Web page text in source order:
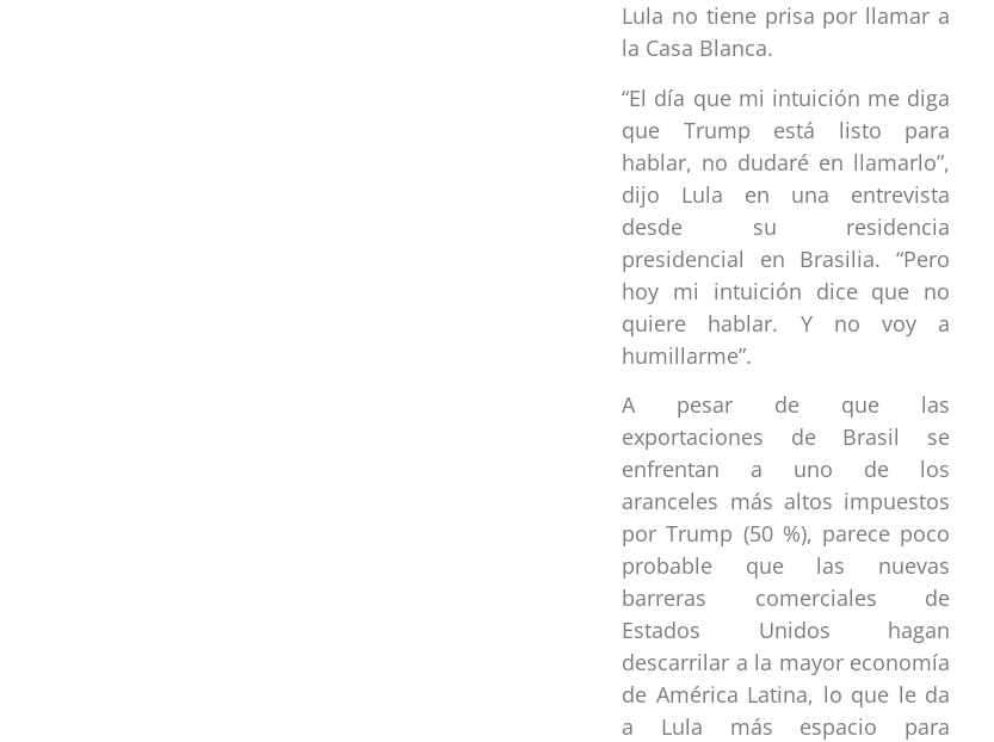
Lula no tiene prisa por llamar a
la Casa Blanca.
“El día que mi intuición me diga
que Trump está listo para
hablar, no dudaré en llamarlo”,
dijo Lula en una entrevista
desde su residencia
presidencial en Brasilia. “Pero
hoy mi intuición dice que no
quiere hablar. Y no voy a
humillarme”.
A pesar de que las
exportaciones de Brasil se
enfrentan a uno de los
aranceles más altos impuestos
por Trump (50 %), parece poco
probable que las nuevas
barreras comerciales de
Estados Unidos hagan
descarrilar a la mayor economía
de América Latina, lo que le da
a Lula más espacio para